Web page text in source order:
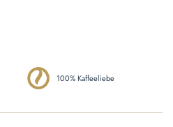
100% Kaffeeliebe